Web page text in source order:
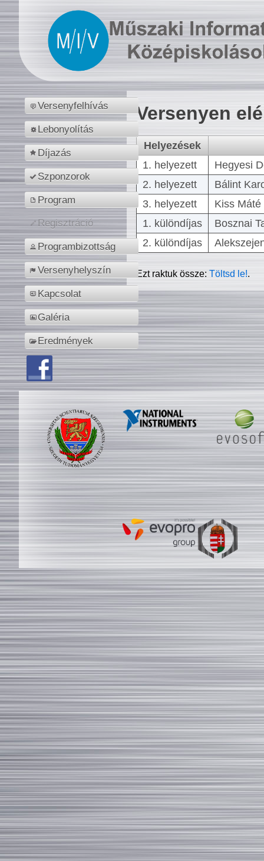
Versenyfelhívás
Lebonyolítás
Díjazás
Szponzorok
Program
Regisztráció
Programbizottság
Versenyhelyszín
Kapcsolat
Galéria
Eredmények
Versenyen
Helyezések
1. helyezett
Hegyesi
2. helyezett
Bálint
3. helyezett
Kiss
1. különdíjas
Bosznai
2. különdíjas
Ezt raktuk össze:Töltsd le!.